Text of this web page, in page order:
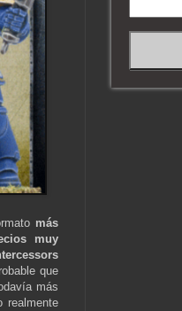
más
muy
que
más
realmente